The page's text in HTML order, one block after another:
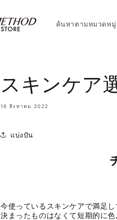
ค้นหาตามหมวดหมู่
スキンケア
16 สิงหาคม 2022
แบ่งปัน
今使っているスキンケアで満足し
決まったものはなくて短期的に